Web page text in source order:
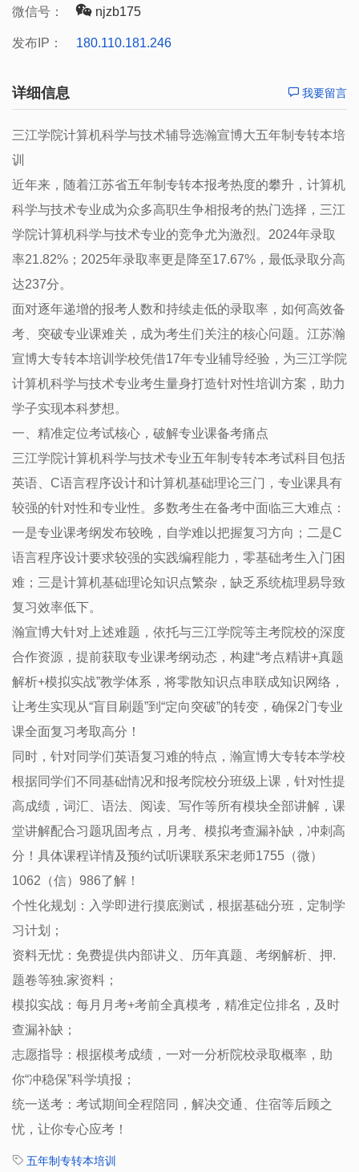
微信号： njzb175
发布IP： 180.110.181.246
详细信息 我要留言
三江学院计算机科学与技术辅导选瀚宣博大五年制专转本培
训
近年来，随着江苏省五年制专转本报考热度的攀升，计算机
科学与技术专业成为众多高职生争相报考的热门选择，三江
学院计算机科学与技术专业的竞争尤为激烈。2024年录取
率21.82%；2025年录取率更是降至17.67%，最低录取分高
达237分。
面对逐年递增的报考人数和持续走低的录取率，如何高效备
考、突破专业课难关，成为考生们关注的核心问题。江苏瀚
宣博大专转本培训学校凭借17年专业辅导经验，为三江学院
计算机科学与技术专业考生量身打造针对性培训方案，助力
学子实现本科梦想。
一、精准定位考试核心，破解专业课备考痛点
三江学院计算机科学与技术专业五年制专转本考试科目包括
英语、C语言程序设计和计算机基础理论三门，专业课具有
较强的针对性和专业性。多数考生在备考中面临三大难点：
一是专业课考纲发布较晚，自学难以把握复习方向；二是C
语言程序设计要求较强的实践编程能力，零基础考生入门困
难；三是计算机基础理论知识点繁杂，缺乏系统梳理易导致
复习效率低下。
瀚宣博大针对上述难题，依托与三江学院等主考院校的深度
合作资源，提前获取专业课考纲动态，构建“考点精讲+真题
解析+模拟实战”教学体系，将零散知识点串联成知识网络，
让考生实现从“盲目刷题”到“定向突破”的转变，确保2门专业
课全面复习考取高分！
同时，针对同学们英语复习难的特点，瀚宣博大专转本学校
根据同学们不同基础情况和报考院校分班级上课，针对性提
高成绩，词汇、语法、阅读、写作等所有模块全部讲解，课
堂讲解配合习题巩固考点，月考、模拟考查漏补缺，冲刺高
分！具体课程详情及预约试听课联系宋老师1755（微）
1062（信）986了解！
个性化规划：入学即进行摸底测试，根据基础分班，定制学
习计划；
资料无忧：免费提供内部讲义、历年真题、考纲解析、押.
题卷等独.家资料；
模拟实战：每月月考+考前全真模考，精准定位排名，及时
查漏补缺；
志愿指导：根据模考成绩，一对一分析院校录取概率，助
你“冲稳保”科学填报；
统一送考：考试期间全程陪同，解决交通、住宿等后顾之
忧，让你专心应考！
五年制专转本培训